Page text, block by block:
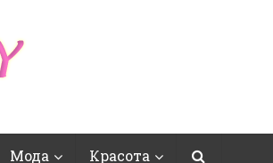
Мода Красота